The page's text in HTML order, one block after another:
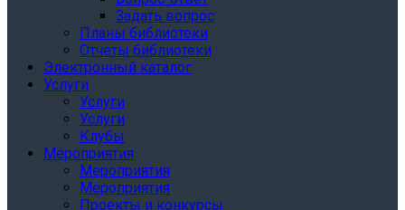
Задать вопрос
Планы библиотеки
Отчеты библиотеки
Электронный каталог
Услуги
Услуги
Услуги
Клубы
Мероприятия
Мероприятия
Мероприятия
Проекты и конкурсы